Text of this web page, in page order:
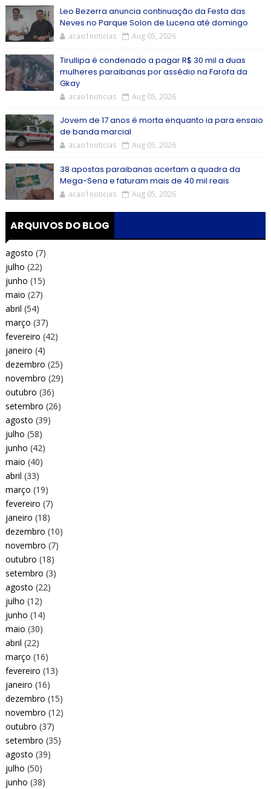
Leo Bezerra anuncia continuação da Festa das
Neves no Parque Solon de Lucena até domingo
acao1noticias Aug 05, 2026
Tirullipa é condenado a pagar R$ 30 mil a duas
mulheres paraibanas por assédio na Farofa da
Gkay
acao1noticias Aug 05, 2026
Jovem de 17 anos é morta enquanto ia para ensaio
de banda marcial
acao1noticias Aug 05, 2026
38 apostas paraibanas acertam a quadra da
Mega-Sena e faturam mais de 40 mil reais
acao1noticias Aug 05, 2026
ARQUIVOS DO BLOG
agosto (7)
julho (22)
junho (15)
maio (27)
abril (54)
março (37)
fevereiro (42)
janeiro (4)
dezembro (25)
novembro (29)
outubro (36)
setembro (26)
agosto (39)
julho (58)
junho (42)
maio (40)
abril (33)
março (19)
fevereiro (7)
janeiro (18)
dezembro (10)
novembro (7)
outubro (18)
setembro (3)
agosto (22)
julho (12)
junho (14)
maio (30)
abril (22)
março (16)
fevereiro (13)
janeiro (16)
dezembro (15)
novembro (12)
outubro (37)
setembro (35)
agosto (39)
julho (50)
junho (38)